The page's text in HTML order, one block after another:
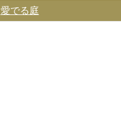
愛でる庭